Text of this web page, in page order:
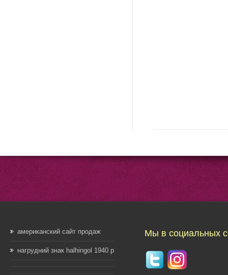
американский сайт продаж
нагрудний знак halhingol 1940 р
Мы в социальных